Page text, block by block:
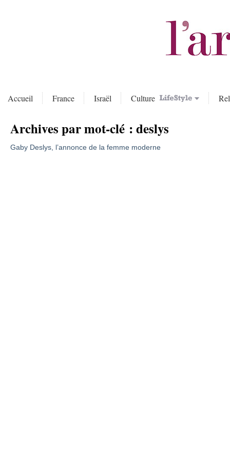
Accueil France Israël Culture
Archives par mot-clé :deslys
Gaby Deslys, l’annonce de la femme moderne